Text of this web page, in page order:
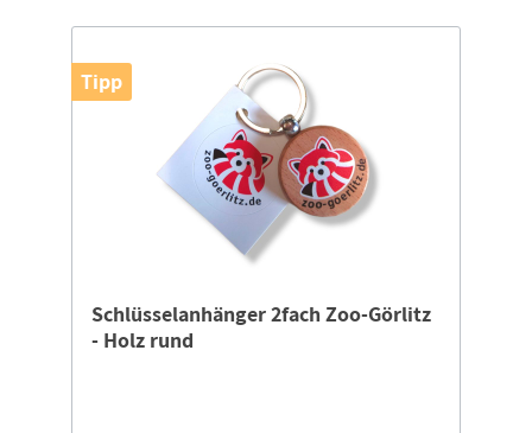
Tipp
Schlüsselanhänger 2fach Zoo-Görlitz
- Holz rund